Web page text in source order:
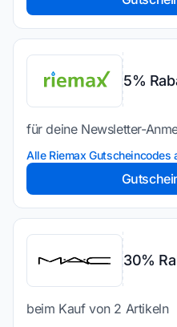
5%
für deine Newsletter-
Alle Riemax Gutscheincodes
30%
beim Kauf von 2 Artikeln